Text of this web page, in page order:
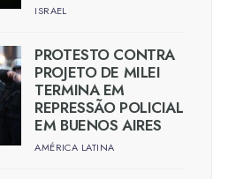
ISRAEL
PROTESTO CONTRA
PROJETO DE MILEI
TERMINA EM
REPRESSÃO POLICIAL
EM BUENOS AIRES
AMÉRICA LATINA